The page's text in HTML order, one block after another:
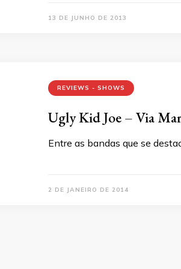
13 DE JUNHO DE 2013
REVIEWS - SHOWS
Ugly Kid Joe – Via
Entre as bandas que se
2 DE JANEIRO DE 2014